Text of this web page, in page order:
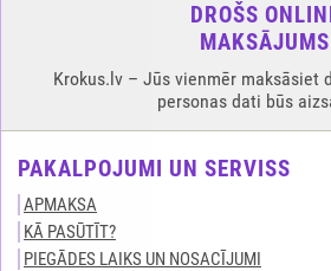
DROŠS
MAKSĀJUMS
Krokus.lv – Jūs vienmēr maksāsiet
personas dati būs
PAKALPOJUMI UN SERVISS
APMAKSA
KĀ PASŪTĪT?
PIEGĀDES LAIKS UN NOSACĪJUMI